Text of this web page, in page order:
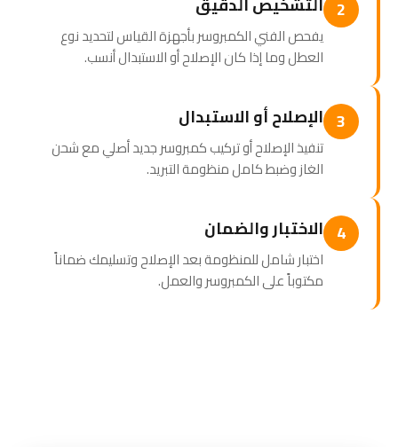
2
يفحص الفني الكمبروسر بأجهزة القياس لتحديد نوع
العطل وما إذا كان الإصلاح أو الاستبدال أنسب.
3 الإصلاح أو الاستبدال
تنفيذ الإصلاح أو تركيب كمبروسر جديد أصلي مع شحن
الغاز وضبط كامل منظومة التبريد.
4 الاختبار والضمان
اختبار شامل للمنظومة بعد الإصلاح وتسليمك ضماناً
مكتوباً على الكمبروسر والعمل.